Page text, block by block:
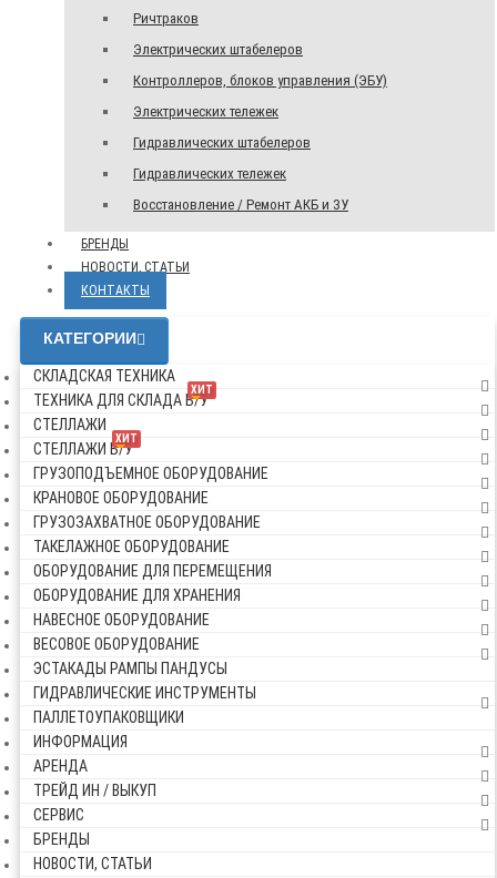
Ричтраков
Электрических штабелеров
Контроллеров, блоков управления (ЭБУ)
Электрических тележек
Гидравлических штабелеров
Гидравлических тележек
Восстановление / Ремонт АКБ и ЗУ
БРЕНДЫ
НОВОСТИ, СТАТЬИ
КОНТАКТЫ
КАТЕГОРИИ
СКЛАДСКАЯ ТЕХНИКА
ХИТ
ТЕХНИКА ДЛЯ СКЛАДА Б/У
СТЕЛЛАЖИ
ХИТ
СТЕЛЛАЖИ Б/У
ГРУЗОПОДЪЕМНОЕ ОБОРУДОВАНИЕ
КРАНОВОЕ ОБОРУДОВАНИЕ
ГРУЗОЗАХВАТНОЕ ОБОРУДОВАНИЕ
ТАКЕЛАЖНОЕ ОБОРУДОВАНИЕ
ОБОРУДОВАНИЕ ДЛЯ ПЕРЕМЕЩЕНИЯ
ОБОРУДОВАНИЕ ДЛЯ ХРАНЕНИЯ
НАВЕСНОЕ ОБОРУДОВАНИЕ
ВЕСОВОЕ ОБОРУДОВАНИЕ
ЭСТАКАДЫ РАМПЫ ПАНДУСЫ
ГИДРАВЛИЧЕСКИЕ ИНСТРУМЕНТЫ
ПАЛЛЕТОУПАКОВЩИКИ
ИНФОРМАЦИЯ
АРЕНДА
ТРЕЙД ИН / ВЫКУП
СЕРВИС
БРЕНДЫ
НОВОСТИ, СТАТЬИ